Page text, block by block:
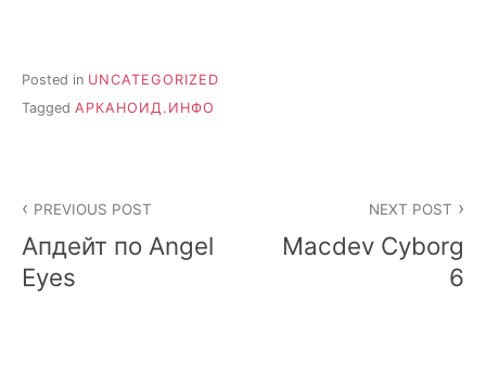
Posted in UNCATEGORIZED
Tagged АРКАНОИД.ИНФО
navigation
PREVIOUS POST
Апдейт по Angel
Eyes
NEXT POST
Macdev Cyborg
6